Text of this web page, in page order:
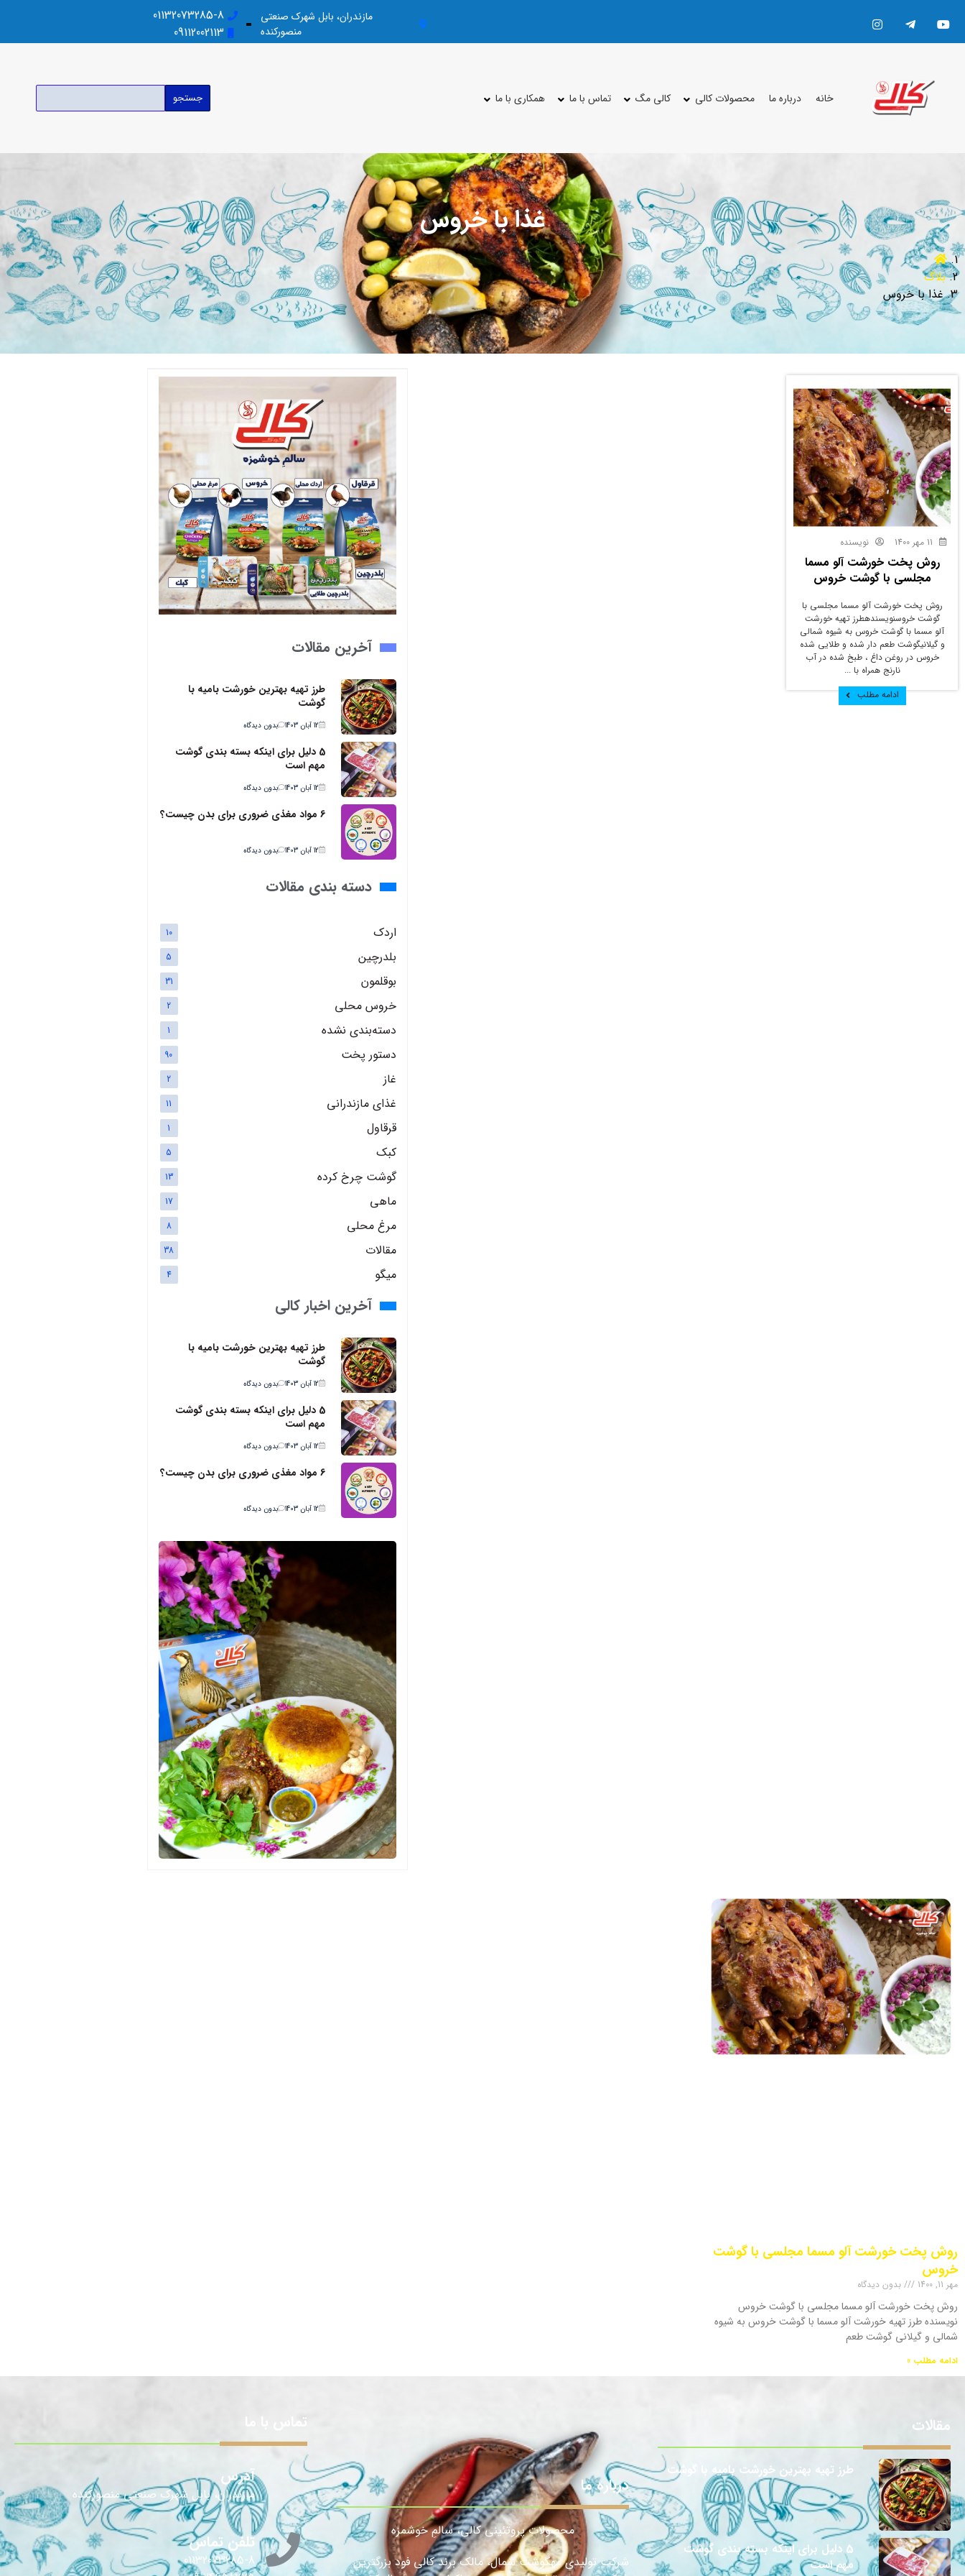
مازندران، بابل شهرک صنعتی
منصورکنده
01132073285-8
09112002113
خانه درباره ما محصولات کالی کالی مگ تماس با ما همکاری با ما جستجو
غذا با خروس
بلاگ
غذا با خروس
نویسنده
روش پخت خورشت آلو مسما
مجلسی با گوشت خروس
روش پخت خورشت آلو مسما مجلسی با
گوشت خروسنویسندهطرز تهیه خورشت
آلو مسما با گوشت خروس به شیوه شمالی
و گیلانیگوشت طعم دار شده و طلایی شده
خروس در روغن داغ ، طبخ شده در آب
نارنج همراه با ...
ادامه مطلب
آخرین مقالات
طرز تهیه بهترین خورشت بامیه با
گوشت
12 آبان 1403 بدون دیدگاه
5 دلیل برای اینکه بسته بندی گوشت
مهم است
12 آبان 1403 بدون دیدگاه
6 مواد مغذی ضروری برای بدن چیست؟
12 آبان 1403 بدون دیدگاه
دسته بندی مقالات
اردک 10
بلدرچین 5
بوقلمون 31
خروس محلی 2
دسته‌بندی نشده 1
دستور پخت 90
غاز 2
غذای مازندرانی 11
قرقاول 1
کبک 5
گوشت چرخ کرده 13
ماهی 17
مرغ محلی 8
مقالات 38
میگو 4
آخرین اخبار کالی
طرز تهیه بهترین خورشت بامیه با
گوشت
12 آبان 1403 بدون دیدگاه
5 دلیل برای اینکه بسته بندی گوشت
مهم است
12 آبان 1403 بدون دیدگاه
6 مواد مغذی ضروری برای بدن چیست؟
12 آبان 1403 بدون دیدگاه
روش پخت خورشت آلو مسما مجلسی با گوشت
خروس
مهر 11, 1400 بدون دیدگاه
روش پخت خورشت آلو مسما مجلسی با گوشت خروس
نویسنده طرز تهیه خورشت آلو مسما با گوشت خروس به شیوه
شمالی و گیلانی گوشت طعم
ادامه مطلب »
مقالات
طرز تهیه بهترین خورشت بامیه با گوشت
12 آبان 1403
5 دلیل برای اینکه بسته بندی گوشت
مهم است
درباره ما
محصولات پروتئینی کالی، سالمِ خوشمزه
شرکت تولیدی مهگوشت شمال، مالک برند کالی فود بزرگترین
تماس با ما
آدرس
مازندران، بابل شهرک صنعتی منصورکنده
تلفن تماس
01132073285-8